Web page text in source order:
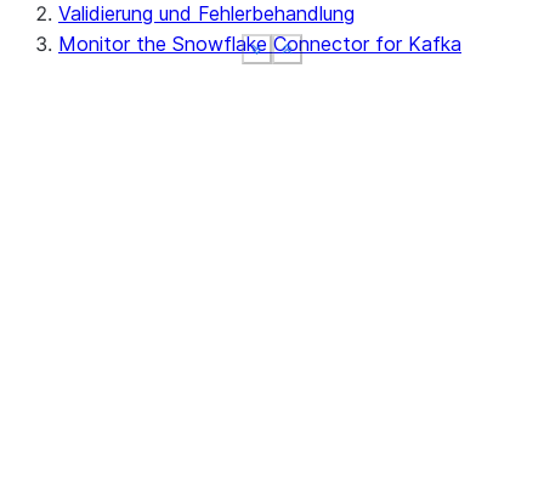
Show less
See more
Show less
See more
Show less
See more
Validierung und Fehlerbehandlung
Monitor the Snowflake Connector for Kafka